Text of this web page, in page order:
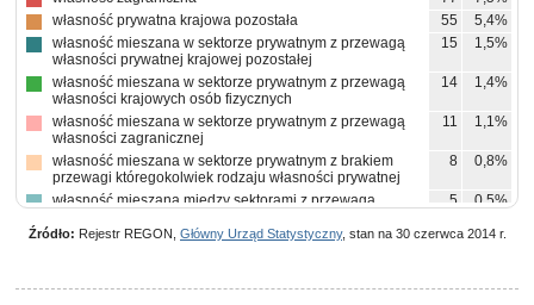
własność prywatna krajowa pozostała
55
5,4%
własność mieszana w sektorze prywatnym z przewagą
własności prywatnej krajowej pozostałej
15 1,5%
własność mieszana w sektorze prywatnym z przewagą
własności krajowych osób fizycznych
14 1,4%
własność mieszana w sektorze prywatnym z przewagą
własności zagranicznej
11 1,1%
własność mieszana w sektorze prywatnym z brakiem
przewagi któregokolwiek rodzaju własności prywatnej
8 0,8%
własność mieszana między sektorami z przewagą
własności prywatnej krajowej pozostałej
5 0,5%
Źródło: Rejestr REGON, Główny Urząd Statystyczny, stan na 30 czerwca 2014 r.